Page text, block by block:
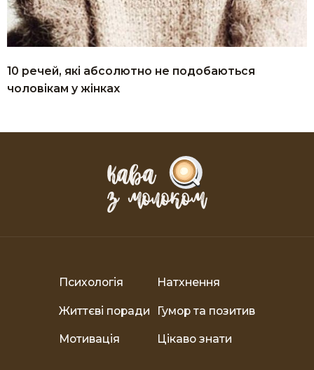
10 речей, які абсолютно не подобаються
чоловікам у жінках
Психологія Натхнення
Життєві поради Гумор та позитив
Мотивація Цікаво знати